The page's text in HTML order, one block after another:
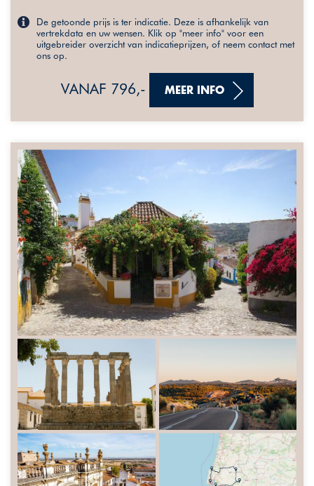
De getoonde prijs is ter indicatie. Deze is afhankelijk van
vertrekdata en uw wensen. Klik op "meer info" voor een
uitgebreider overzicht van indicatieprijzen, of neem contact met
ons op.
VANAF 796,- MEER INFO